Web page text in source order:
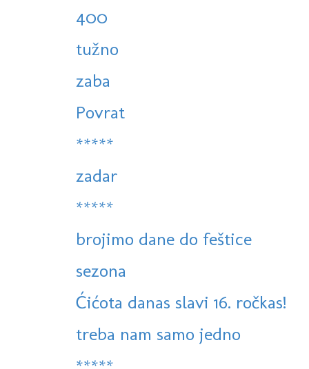
400
tužno
zaba
Povrat
*****
zadar
*****
brojimo dane do feštice
sezona
Ćićota danas slavi 16. ročkas!
treba nam samo jedno